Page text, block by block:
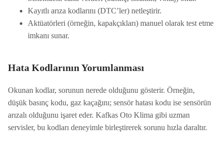
Kayıtlı arıza kodlarını (DTC’ler) netleştirir.
Aktüatörleri (örneğin, kapakçıkları) manuel olarak test etme
imkanı sunar.
Hata Kodlarının Yorumlanması
Okunan kodlar, sorunun nerede olduğunu gösterir. Örneğin,
düşük basınç kodu, gaz kaçağını; sensör hatası kodu ise sensörün
arızalı olduğunu işaret eder. Kafkas Oto Klima gibi uzman
servisler, bu kodları deneyimle birleştirerek sorunu hızla daraltır.